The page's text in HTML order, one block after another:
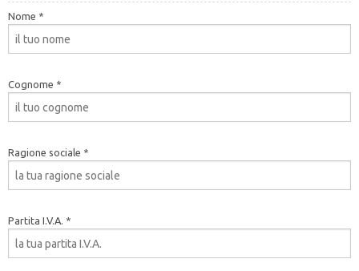
Nome *
Cognome *
Ragione sociale *
Partita I.V.A. *